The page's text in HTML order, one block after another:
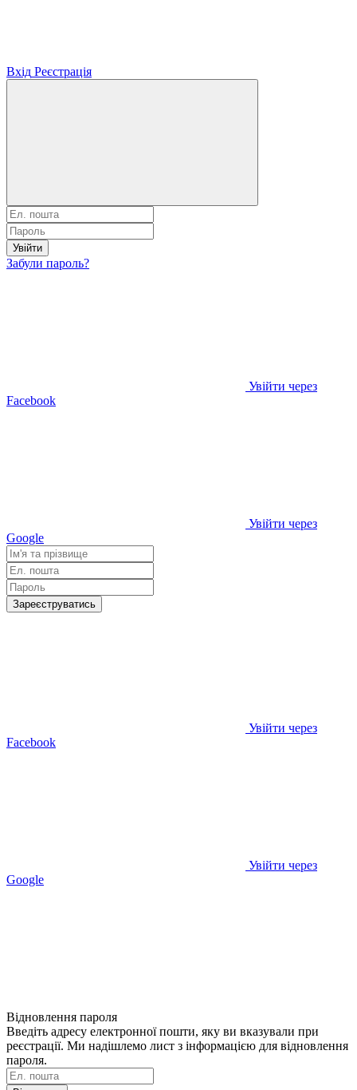
Вхід Реєстрація
Увійти
Забули пароль?
Увійти через
Facebook
Увійти через
Google
Зареєструватись
Увійти через
Facebook
Увійти через
Google
Відновлення пароля
Введіть адресу електронної пошти, яку ви вказували при
реєстрації. Ми надішлемо лист з інформацією для відновлення
пароля.